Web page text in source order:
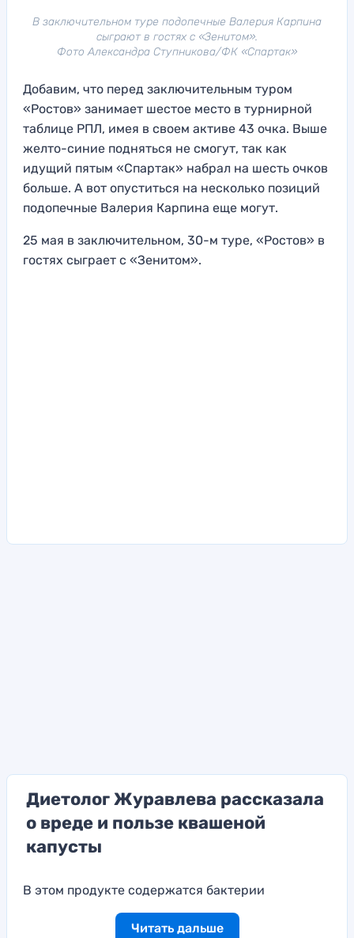
В заключительном туре подопечные Валерия Карпина
сыграют в гостях с «Зенитом».
Фото Александра Ступникова/ФК «Спартак»
Добавим, что перед заключительным туром
«Ростов» занимает шестое место в турнирной
таблице РПЛ, имея в своем активе 43 очка. Выше
желто-синие подняться не смогут, так как
идущий пятым «Спартак» набрал на шесть очков
больше. А вот опуститься на несколько позиций
подопечные Валерия Карпина еще могут.
25 мая в заключительном, 30-м туре, «Ростов» в
гостях сыграет с «Зенитом».
Диетолог Журавлева рассказала
о вреде и пользе квашеной
капусты
В этом продукте содержатся бактерии
Читать дальше